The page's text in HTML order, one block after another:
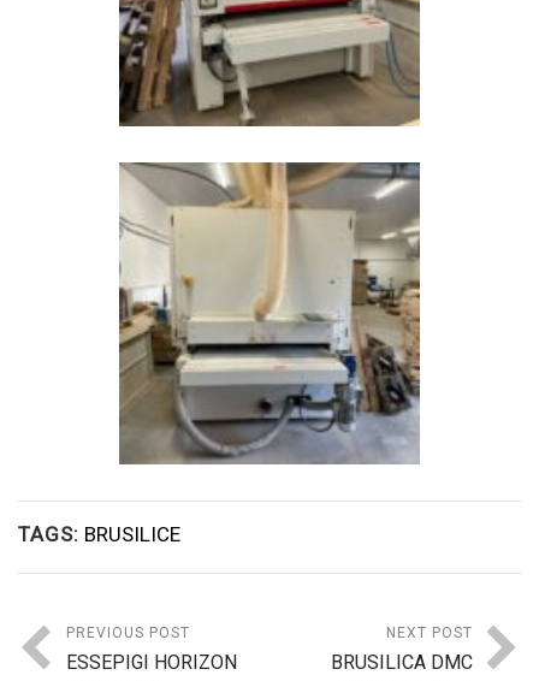
TAGS: BRUSILICE
PREVIOUS POST
ESSEPIGI HORIZON
NEXT POST
BRUSILICA DMC